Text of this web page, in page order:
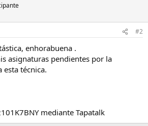
#2
enhorabuena .
asignaturas pendientes por la
esta técnica.
mediante Tapatalk